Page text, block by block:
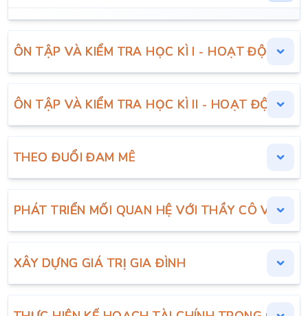
ÔN TẬP VÀ KIỂM TRA HỌC KÌ I - HOẠT ĐỘNG
ÔN TẬP VÀ KIỂM TRA HỌC KÌ II - HOẠT ĐỘNG
THEO ĐUỔI ĐAM MÊ
PHÁT TRIỂN MỐI QUAN HỆ VỚI THẦY CÔ VÀ
XÂY DỰNG GIÁ TRỊ GIA ĐÌNH